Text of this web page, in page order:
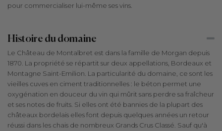
pour commercialiser lui-même ses vins.
Histoire du domaine
Le Château de Montalbret est dans la famille de Morgan depuis
1870. La propriété se répartit sur deux appellations, Bordeaux et
Montagne Saint-Emilion. La particularité du domaine, ce sont les
vieilles cuves en ciment traditionnelles : le béton permet une
oxygénation en douceur du vin qui mûrit sans perdre sa fraîcheur
et ses notes de fruits. Si elles ont été bannies de la plupart des
châteaux bordelais elles font depuis quelques années un retour
réussi dans les chais de nombreux Grands Crus Classé. Sauf qu'à